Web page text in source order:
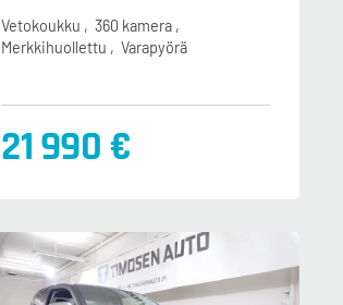
Vetokoukku
360 kamera
Merkkihuollettu
Varapyörä
21 990 €